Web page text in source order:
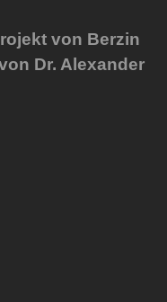
von Berzin
Dr. Alexander